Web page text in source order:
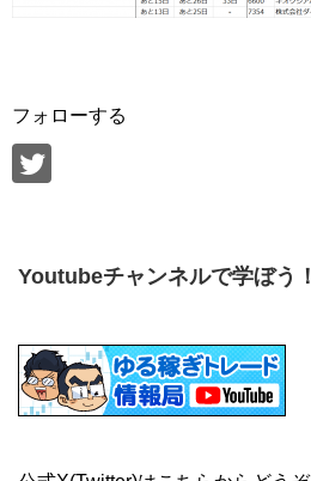
フォローする
Youtubeチャンネルで学ぼう！